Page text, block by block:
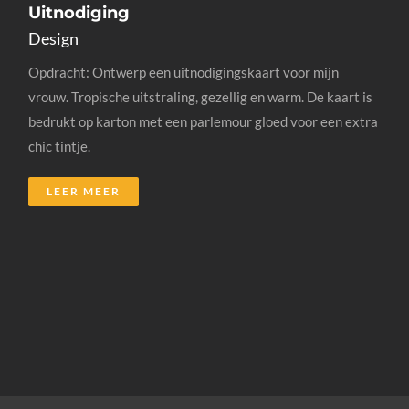
Uitnodiging
Design
Opdracht: Ontwerp een uitnodigingskaart voor mijn
vrouw. Tropische uitstraling, gezellig en warm. De kaart is
bedrukt op karton met een parlemour gloed voor een extra
chic tintje.
LEER MEER